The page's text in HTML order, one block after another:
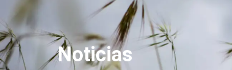
Noticias